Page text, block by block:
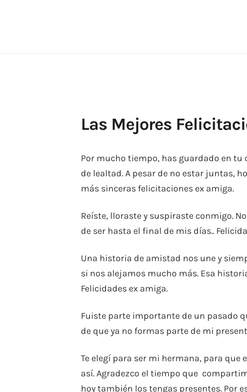
Las Mejores
Por mucho tiempo, has guardado en
de lealtad. A pesar de no estar juntas,
más sinceras felicitaciones ex amiga.
Reíste, lloraste y suspiraste conmigo.
de ser hasta el final de mis días..
Una historia de amistad nos une y
si nos alejamos mucho más. Esa
Felicidades ex amiga.
Fuiste parte importante de un pasado
de que ya no formas parte de mi
Te elegí para ser mi hermana, para que
así. Agradezco el tiempo que
hoy también los tengas presentes. Por